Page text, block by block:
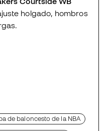
holgado, hombros
de baloncesto de la NBA